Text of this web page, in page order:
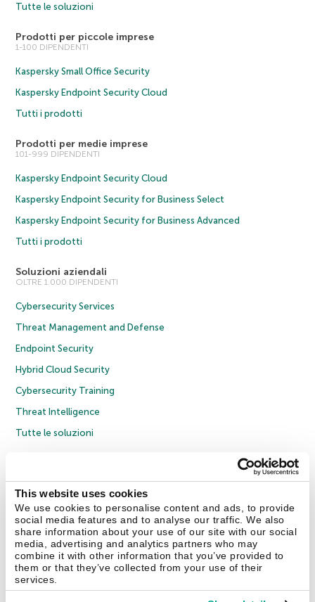
This website uses cookies
We use cookies to personalise content and ads, to provide
social media features and to analyse our traffic. We also
share information about your use of our site with our social
media, advertising and analytics partners who may
combine it with other information that you’ve provided to
them or that they’ve collected from your use of their
services.
Tutte le soluzioni
Prodotti per piccole imprese
1-100 DIPENDENTI
Kaspersky Small Office Security
Kaspersky Endpoint Security Cloud
Tutti i prodotti
Prodotti per medie imprese
101-999 DIPENDENTI
Kaspersky Endpoint Security Cloud
Kaspersky Endpoint Security for Business Select
Kaspersky Endpoint Security for Business Advanced
Tutti i prodotti
Soluzioni aziendali
OLTRE 1.000 DIPENDENTI
Cybersecurity Services
Threat Management and Defense
Endpoint Security
Hybrid Cloud Security
Cybersecurity Training
Threat Intelligence
Tutte le soluzioni
Informativa sulla privacy
Cookies
Contatti Chi siamo Partner Blog Centro risorse Comunicati stampa
Securelist Eugene Personal Blog Encyclopedia